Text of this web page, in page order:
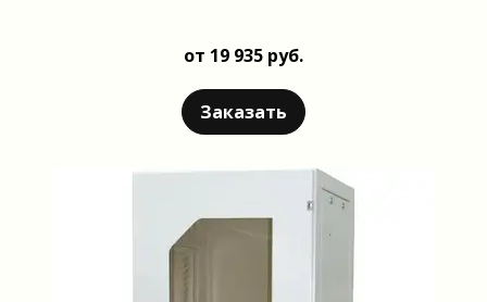
от 19 935 руб.
Заказать